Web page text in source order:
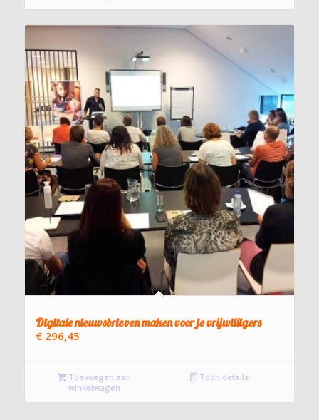
Digitale nieuwsbrieven maken voor je vrijwilligers
€296,45
Toevoegen aan
winkelwagen
Toon details